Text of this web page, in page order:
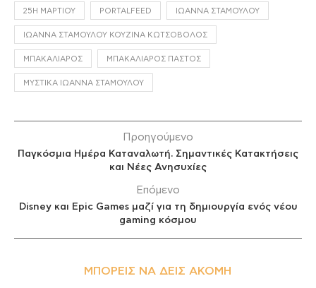
25Η ΜΑΡΤΊΟΥ PORTALFEED ΙΩΆΝΝΑ ΣΤΑΜΟΎΛΟΥ
ΙΩΆΝΝΑ ΣΤΑΜΟΎΛΟΥ ΚΟΥΖΊΝΑ ΚΩΤΣΌΒΟΛΟΣ
ΜΠΑΚΑΛΙΆΡΟΣ ΜΠΑΚΑΛΙΆΡΟΣ ΠΑΣΤΌΣ
ΜΥΣΤΙΚΆ ΙΩΆΝΝΑ ΣΤΑΜΟΎΛΟΥ
Προηγούμενο
Παγκόσμια Ημέρα Καταναλωτή. Σημαντικές Κατακτήσεις
και Νέες Ανησυχίες
Επόμενο
Disney και Epic Games μαζί για τη δημιουργία ενός νέου
gaming κόσμου
ΜΠΟΡΕΊΣ ΝΑ ΔΕΙΣ ΑΚΌΜΗ